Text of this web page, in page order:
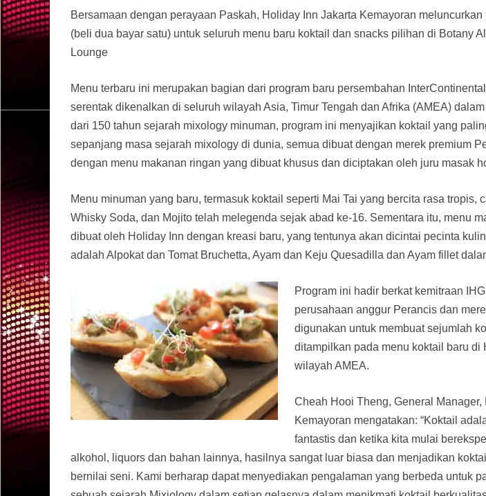
Bersamaan dengan perayaan Paskah, Holiday Inn Jakarta Kemayoran
(beli dua bayar satu) untuk seluruh menu baru koktail dan snacks pilihan di Botany
Lounge
Menu terbaru ini merupakan bagian dari program baru persembahan
serentak dikenalkan di seluruh wilayah Asia, Timur Tengah dan Afrika (AMEA)
dari 150 tahun sejarah mixology minuman, program ini menyajikan koktail yang
sepanjang masa sejarah mixology di dunia, semua dibuat dengan merek premium
dengan menu makanan ringan yang dibuat khusus dan diciptakan oleh juru masak
Menu minuman yang baru, termasuk koktail seperti Mai Tai yang bercita rasa tropis,
Whisky Soda, dan Mojito telah melegenda sejak abad ke-16. Sementara itu, menu
dibuat oleh Holiday Inn dengan kreasi baru, yang tentunya akan dicintai pecinta
adalah Alpokat dan Tomat Bruchetta, Ayam dan Keju Quesadilla dan Ayam fillet
Program ini hadir berkat kemitraan
perusahaan anggur Perancis dan
digunakan untuk membuat sejumlah
ditampilkan pada menu koktail baru di
wilayah AMEA.
Cheah Hooi Theng, General Manager,
Kemayoran mengatakan: “Koktail
fantastis dan ketika kita mulai
alkohol, liquors dan bahan lainnya, hasilnya sangat luar biasa dan menjadikan
bernilai seni. Kami berharap dapat menyediakan pengalaman yang berbeda untuk